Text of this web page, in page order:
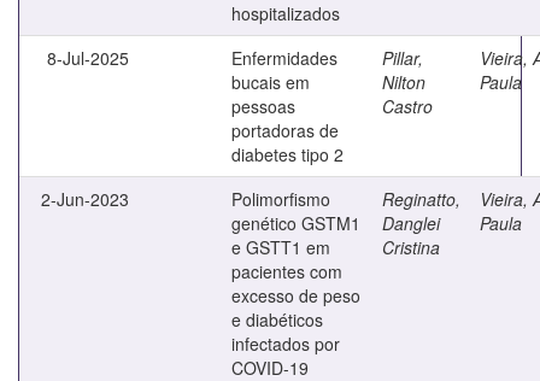
hospitalizados
8-Jul-2025
Enfermidades
bucais em
pessoas
portadoras de
diabetes tipo 2
Pillar,
Nilton
Castro
Vieira,
Paula
2-Jun-2023
Polimorfismo
genético GSTM1
e GSTT1 em
pacientes com
excesso de peso
e diabéticos
infectados por
COVID-19
Reginatto,
Danglei
Cristina
Vieira,
Paula